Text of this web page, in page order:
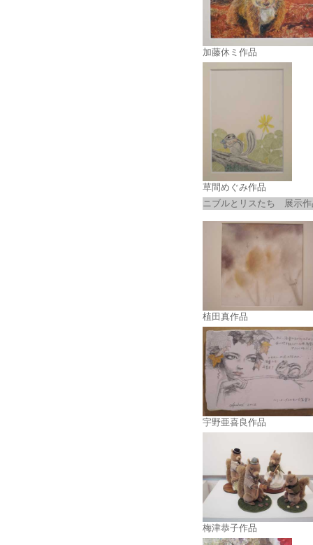
加藤休ミ作品
草間めぐみ作品
ニブルとリスたち 展示作
植田真作品
宇野亜喜良作品
梅津恭子作品